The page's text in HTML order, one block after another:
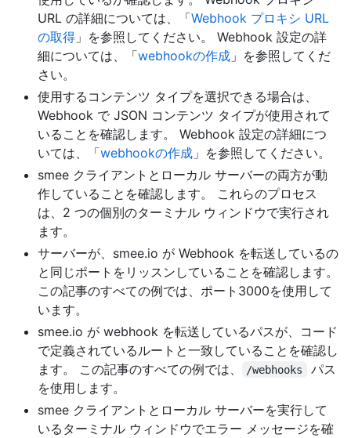
URL の詳細については、「Webhook プロキシ URL
の取得 」を参照してください。 Webhook 設定の詳
細については、「webhookの作成 」を参照してくだ
さい。
使用するコンテンツ タイプを選択できる場合は、
Webhook で JSON コンテンツ タイプが使用されて
いることを確認します。 Webhook 設定の詳細につ
いては、「webhookの作成 」を参照してください。
smee クライアントとローカル サーバーの両方が動
作していることを確認します。 これらのプロセス
は、2 つの個別のターミナル ウィンドウで実行され
ます。
サーバーが、smee.io が Webhook を転送しているの
と同じポートをリッスンしていることを確認します。
この記事のすべての例では、ポート3000を使用して
います。
smee.io が webhook を転送しているパスが、コード
で定義されているルートと一致していることを確認し
ます。 この記事のすべての例では、
/webhooks
パス
を使用します。
smee クライアントとローカル サーバーを実行して
いるターミナル ウィンドウでエラー メッセージを確